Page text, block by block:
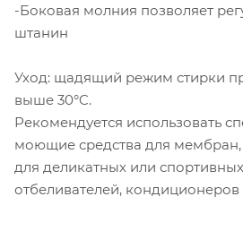
-Боковая молния позволяет
штанин
Уход: щадящий режим стирки
выше 30°C.
Рекомендуется использовать
моющие средства для
для деликатных или
отбеливателей,